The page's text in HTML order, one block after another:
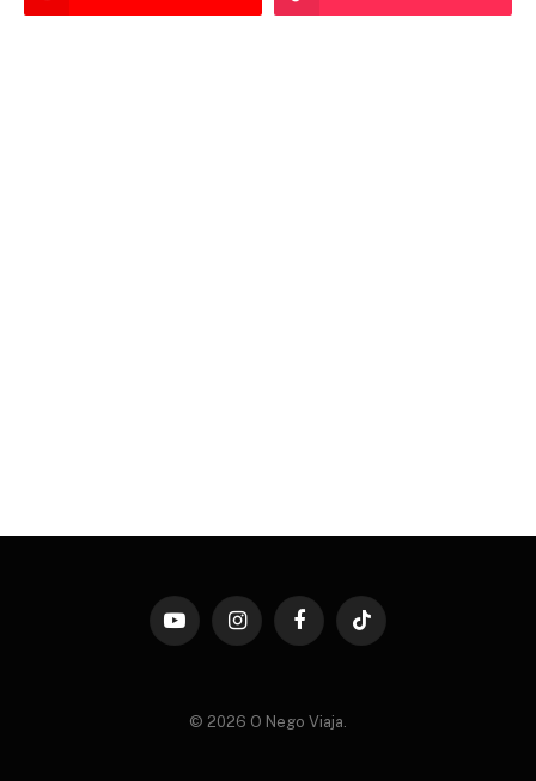
YouTubeInstagramFacebookTikTok
© 2026 O Nego Viaja.